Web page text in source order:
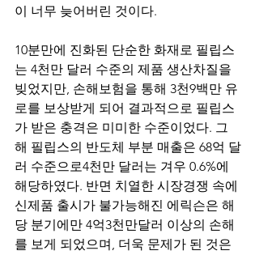
이 너무 늦어버린 것이다.
10분만에 진화된 단순한 화재로 필립스
는 4천만 달러 수준의 제품 생산차질을
빚었지만, 손해보험을 통해 3천9백만 유
로를 보상받게 되어 결과적으로 필립스
가 받은 충격은 미미한 수준이었다. 그
해 필립스의 반도체 부분 매출은 68억 달
러 수준으로4천만 달러는 겨우 0.6%에
해당하였다. 반면 치열한 시장경쟁 속에
신제품 출시가 불가능해진 에릭슨은 해
당 분기에만 4억3천만달러 이상의 손해
를 보게 되었으며, 더욱 문제가 된 것은